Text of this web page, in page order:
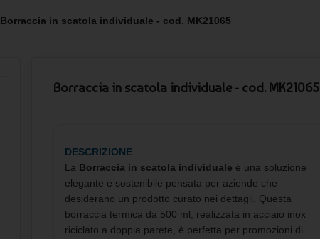
Borraccia in scatola individuale - cod. MK21065
Borraccia in scatola individuale - cod. MK21065
DESCRIZIONE
La Borraccia in scatola individuale è una soluzione
elegante e sostenibile pensata per aziende che
desiderano un prodotto curato nei dettagli. Questa
borraccia termica da 500 ml, realizzata in acciaio inox
riciclato a doppia parete, è perfetta per promozioni di